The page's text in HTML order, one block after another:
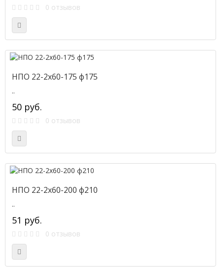
0 отзывов
НПО 22-2х60-175 ф175
..
50 руб.
0 отзывов
НПО 22-2х60-200 ф210
..
51 руб.
0 отзывов